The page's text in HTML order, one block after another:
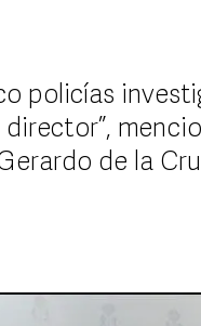
policías
de la